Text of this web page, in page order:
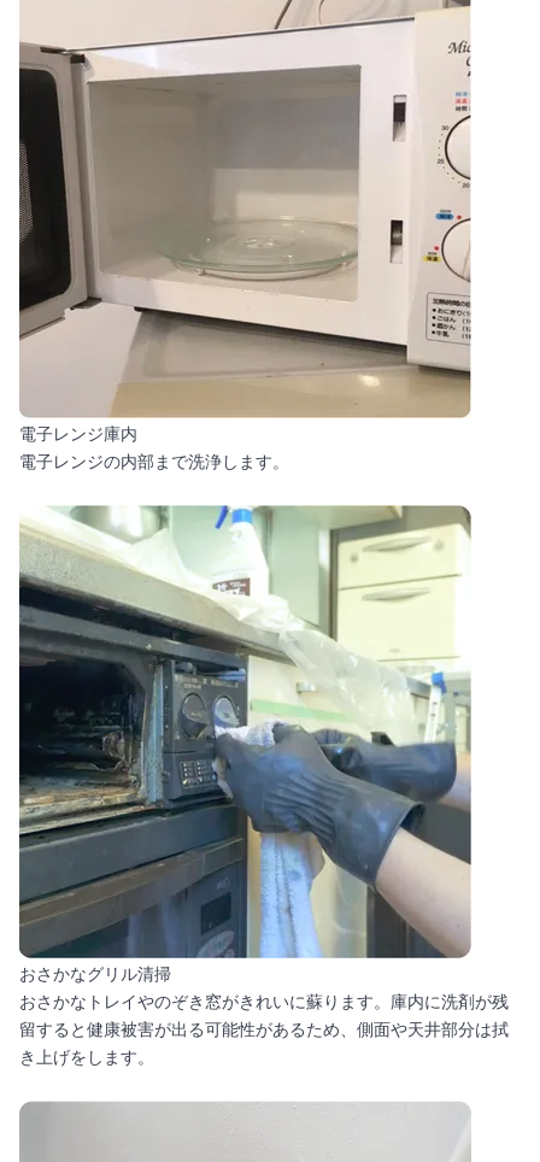
電子レンジ庫内
電子レンジの内部まで洗浄します。
おさかなグリル清掃
おさかなトレイやのぞき窓がきれいに蘇ります。庫内に洗剤が残
留すると健康被害が出る可能性があるため、側面や天井部分は拭
き上げをします。